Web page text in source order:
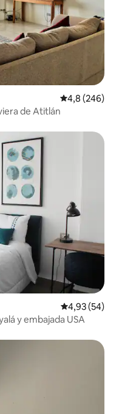
Gemiddelde
4,8 (246)
de Atitlán
Gemiddelde
4,93 (54)
y embajada USA